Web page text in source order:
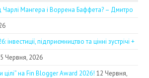
Чарлі Мангера і Воррена Баффета? – Дмитро
інвестиції, підприємництво та цінні зустрічі +
Червня, 2026
цілі” на Fin Blogger Award 2026! 12 Червня,